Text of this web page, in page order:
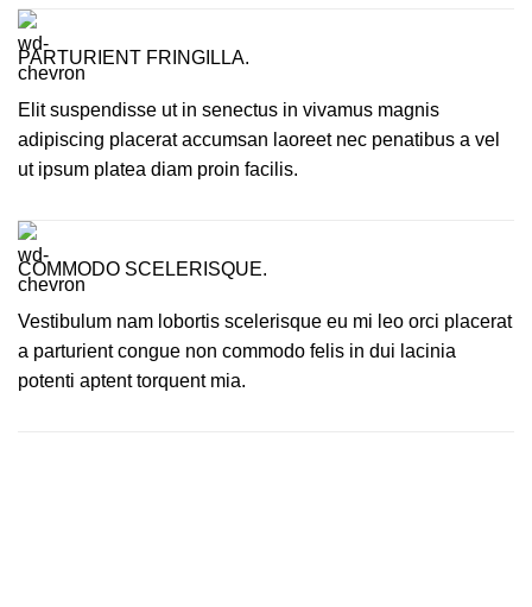
PARTURIENT FRINGILLA.
Elit suspendisse ut in senectus in vivamus magnis
adipiscing placerat accumsan laoreet nec penatibus a vel
ut ipsum platea diam proin facilis.
COMMODO SCELERISQUE.
Vestibulum nam lobortis scelerisque eu mi leo orci placerat
a parturient congue non commodo felis in dui lacinia
potenti aptent torquent mia.